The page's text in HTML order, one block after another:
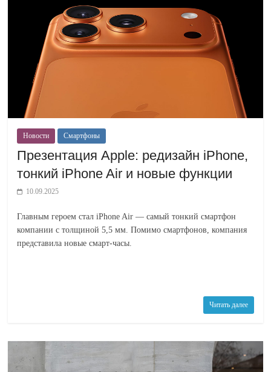
Новости Смартфоны
Презентация Apple: редизайн iPhone,
тонкий iPhone Air и новые функции
10.09.2025
Главным героем стал iPhone Air — самый тонкий смартфон
компании с толщиной 5,5 мм. Помимо смартфонов, компания
представила новые смарт-часы.
Читать далее